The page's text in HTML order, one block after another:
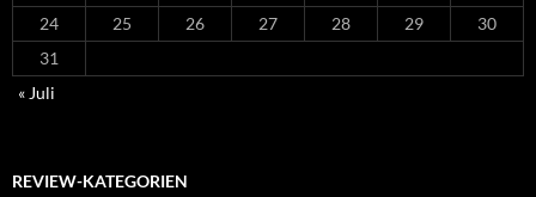
24
25 26 27 28 29
30
31
« Juli
REVIEW-KATEGORIEN